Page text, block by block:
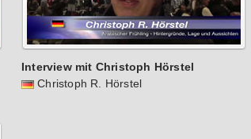
Interview mit Christoph Hörstel
Christoph R. Hörstel